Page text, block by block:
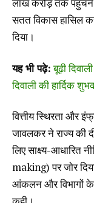
सतत विकास हासिल
दिया।
यह भी पढ़े: बूढ़ी
दिवाली की हार्दिक
वित्तीय स्थिरता और
जावलकर ने राज्य की
लिए साक्ष्य-आधारित
making) पर जोर
आंकलन और विभागों